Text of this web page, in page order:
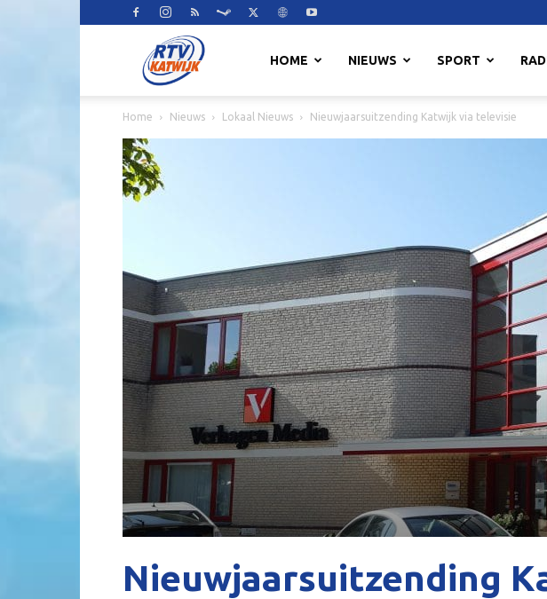
HOME NIEUWS SPORT
Home Nieuws Lokaal Nieuws Nieuwjaarsuitzending Katwijk via televisie
Nieuwjaarsuitzending